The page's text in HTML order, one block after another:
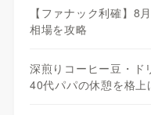
【ファナック利確】8
相場を攻略
深煎りコーヒー豆・ド
40代パパの休憩を格上